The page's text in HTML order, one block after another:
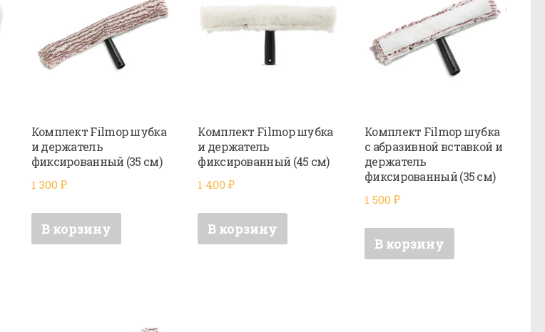
Комплект Filmop шубка
и держатель
фиксированный (35 см)
1 300 ₽
В корзину
Комплект Filmop шубка
и держатель
фиксированный (45 см)
1 400₽
В корзину
Комплект Filmop шубка
с абразивной вставкой и
держатель
фиксированный (35 см)
1 500₽
В корзину